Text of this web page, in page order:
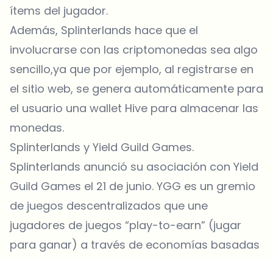
ítems del jugador.
Además, Splinterlands hace que el
involucrarse con las criptomonedas sea algo
sencillo,ya que por ejemplo, al registrarse en
el sitio web, se genera automáticamente para
el usuario una wallet Hive para almacenar las
monedas.
Splinterlands y Yield Guild Games.
Splinterlands anunció su asociación con Yield
Guild Games el 21 de junio. YGG es un gremio
de juegos descentralizados que une
jugadores de juegos “play-to-earn” (jugar
para ganar) a través de economías basadas